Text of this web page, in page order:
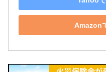
Amazon